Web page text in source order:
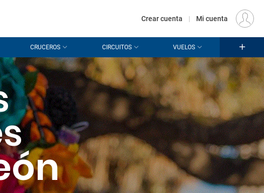
EUR
Crear cuenta | Mi cuenta
CRUCEROS CIRCUITOS VUELOS